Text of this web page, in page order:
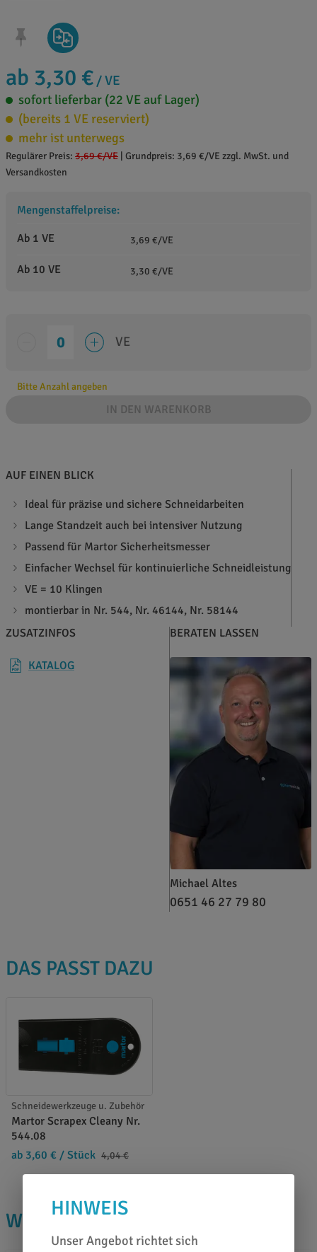
ab 3,30 € / VE
sofort lieferbar (22 VE auf Lager)
(bereits 1 VE reserviert)
mehr ist unterwegs
Regulärer Preis: 3,69 €/VE Grundpreis: 3,69 €/VE zzgl. MwSt. und
Versandkosten
Mengenstaffelpreise:
Ab 1 VE
3,69 €/VE
Ab 10 VE 3,30 €/VE
VE
Bitte Anzahl angeben
IN DEN WARENKORB
AUF EINEN BLICK
Ideal für präzise und sichere Schneidarbeiten
Lange Standzeit auch bei intensiver Nutzung
Passend für Martor Sicherheitsmesser
Einfacher Wechsel für kontinuierliche Schneidleistung
VE = 10 Klingen
montierbar in Nr. 544, Nr. 46144, Nr. 58144
ZUSATZINFOS
KATALOG
BERATEN LASSEN
Michael Altes
0651 46 27 79 80
DAS PASST DAZU
Schneidewerkzeuge u. Zubehör
Martor Scrapex Cleany Nr.
544.08
ab 3,60 € / Stück 4,04 €
WISSENSWERTES
HINWEIS
Unser Angebot richtet sich